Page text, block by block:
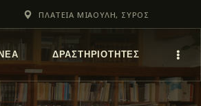
ΠΛΑΤΕΙΑ ΜΙΑΟΥΛΗ, ΣΥΡΟΣ
ΔΡΑΣΤΗΡΙΟΤΗΤΕΣ